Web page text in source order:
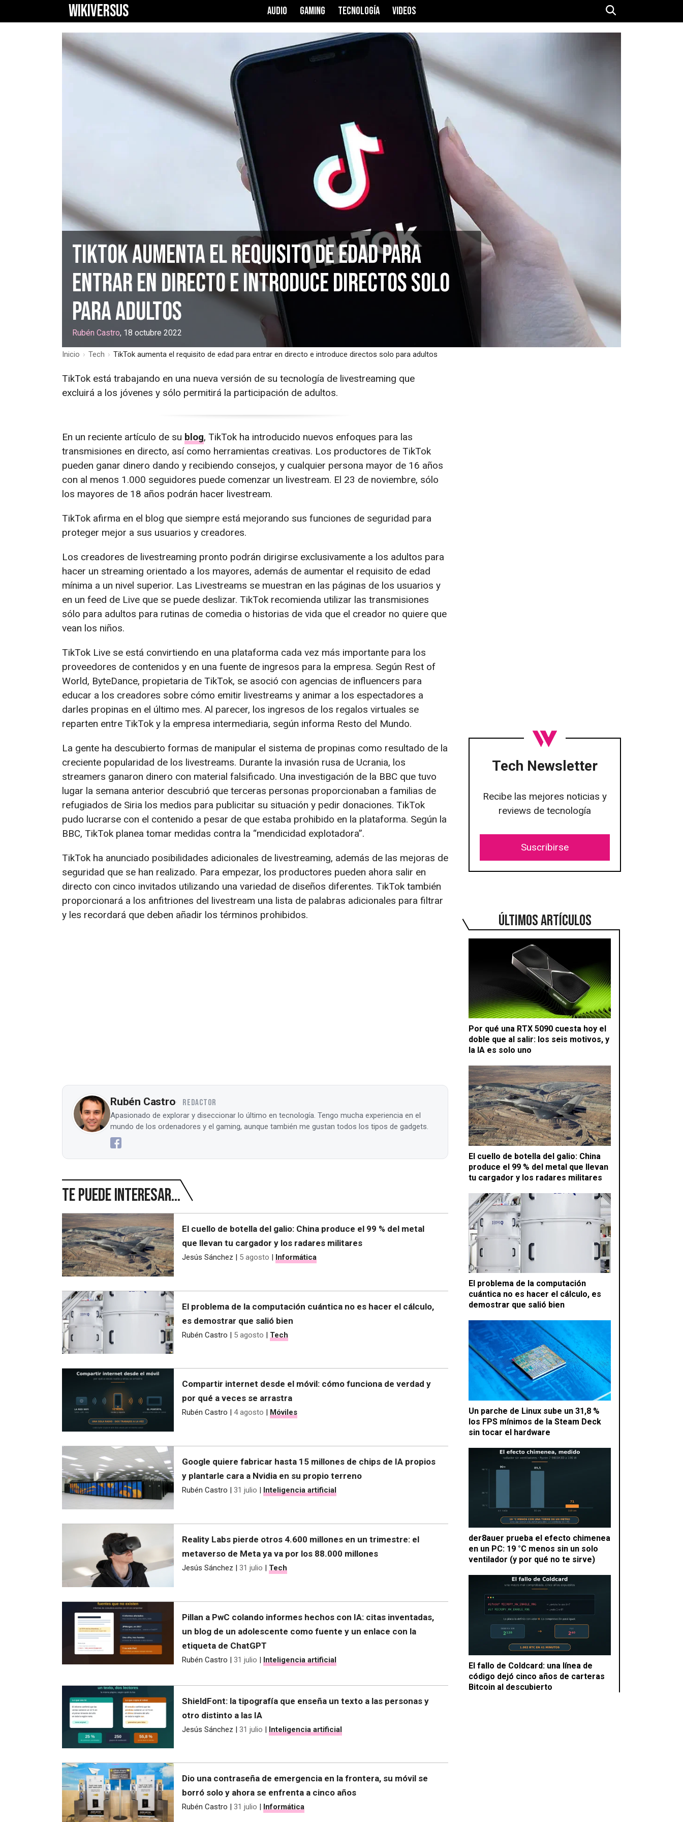
WIKIVERSUS AUDIO GAMING TECNOLOGÍA VIDEOS
TikTok aumenta el requisito de edad para
entrar en directo e introduce directos solo
para adultos
Rubén Castro, 18 octubre 2022
Inicio › Tech › TikTok aumenta el requisito de edad para entrar en directo e introduce directos solo para adultos
Tech Newsletter
Recibe las mejores noticias y
reviews de tecnología
Suscribirse
ÚLTIMOS ARTÍCULOS
Por qué una RTX 5090 cuesta hoy el
doble que al salir: los seis motivos, y
la IA es solo uno
El cuello de botella del galio: China
produce el 99 % del metal que llevan
tu cargador y los radares militares
El problema de la computación
cuántica no es hacer el cálculo, es
demostrar que salió bien
Un parche de Linux sube un 31,8 %
los FPS mínimos de la Steam Deck
sin tocar el hardware
der8auer prueba el efecto chimenea
en un PC: 19 °C menos sin un solo
ventilador (y por qué no te sirve)
El fallo de Coldcard: una línea de
código dejó cinco años de carteras
Bitcoin al descubierto
TikTok está trabajando en una nueva versión de su tecnología de livestreaming que
excluirá a los jóvenes y sólo permitirá la participación de adultos.
En un reciente artículo de su blog, TikTok ha introducido nuevos enfoques para las
transmisiones en directo, así como herramientas creativas. Los productores de TikTok
pueden ganar dinero dando y recibiendo consejos, y cualquier persona mayor de 16 años
con al menos 1.000 seguidores puede comenzar un livestream. El 23 de noviembre, sólo
los mayores de 18 años podrán hacer livestream.
TikTok afirma en el blog que siempre está mejorando sus funciones de seguridad para
proteger mejor a sus usuarios y creadores.
Los creadores de livestreaming pronto podrán dirigirse exclusivamente a los adultos para
hacer un streaming orientado a los mayores, además de aumentar el requisito de edad
mínima a un nivel superior. Las Livestreams se muestran en las páginas de los usuarios y
en un feed de Live que se puede deslizar. TikTok recomienda utilizar las transmisiones
sólo para adultos para rutinas de comedia o historias de vida que el creador no quiere que
vean los niños.
TikTok Live se está convirtiendo en una plataforma cada vez más importante para los
proveedores de contenidos y en una fuente de ingresos para la empresa. Según Rest of
World, ByteDance, propietaria de TikTok, se asoció con agencias de influencers para
educar a los creadores sobre cómo emitir livestreams y animar a los espectadores a
darles propinas en el último mes. Al parecer, los ingresos de los regalos virtuales se
reparten entre TikTok y la empresa intermediaria, según informa Resto del Mundo.
La gente ha descubierto formas de manipular el sistema de propinas como resultado de la
creciente popularidad de los livestreams. Durante la invasión rusa de Ucrania, los
streamers ganaron dinero con material falsificado. Una investigación de la BBC que tuvo
lugar la semana anterior descubrió que terceras personas proporcionaban a familias de
refugiados de Siria los medios para publicitar su situación y pedir donaciones. TikTok
pudo lucrarse con el contenido a pesar de que estaba prohibido en la plataforma. Según la
BBC, TikTok planea tomar medidas contra la “mendicidad explotadora”.
TikTok ha anunciado posibilidades adicionales de livestreaming, además de las mejoras de
seguridad que se han realizado. Para empezar, los productores pueden ahora salir en
directo con cinco invitados utilizando una variedad de diseños diferentes. TikTok también
proporcionará a los anfitriones del livestream una lista de palabras adicionales para filtrar
y les recordará que deben añadir los términos prohibidos.
Rubén Castro REDACTOR
Apasionado de explorar y diseccionar lo último en tecnología. Tengo mucha experiencia en el
mundo de los ordenadores y el gaming, aunque también me gustan todos los tipos de gadgets.
Te puede interesar...
El cuello de botella del galio: China produce el 99 % del metal
que llevan tu cargador y los radares militares
Jesús Sánchez | 5 agosto | Informática
El problema de la computación cuántica no es hacer el cálculo,
es demostrar que salió bien
Rubén Castro | 5 agosto | Tech
Compartir internet desde el móvil: cómo funciona de verdad y
por qué a veces se arrastra
Rubén Castro | 4 agosto | Móviles
Google quiere fabricar hasta 15 millones de chips de IA propios
y plantarle cara a Nvidia en su propio terreno
Rubén Castro | 31 julio | Inteligencia artificial
Reality Labs pierde otros 4.600 millones en un trimestre: el
metaverso de Meta ya va por los 88.000 millones
Jesús Sánchez | 31 julio | Tech
Pillan a PwC colando informes hechos con IA: citas inventadas,
un blog de un adolescente como fuente y un enlace con la
etiqueta de ChatGPT
Rubén Castro | 31 julio | Inteligencia artificial
ShieldFont: la tipografía que enseña un texto a las personas y
otro distinto a las IA
Jesús Sánchez | 31 julio | Inteligencia artificial
Dio una contraseña de emergencia en la frontera, su móvil se
borró solo y ahora se enfrenta a cinco años
Rubén Castro | 31 julio | Informática